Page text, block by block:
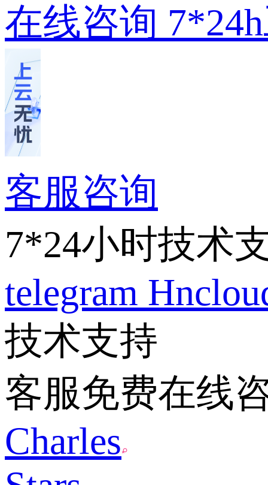
在线咨询
客服咨询
7*24小时技术
telegram
技术支持
客服免费在线
Charles